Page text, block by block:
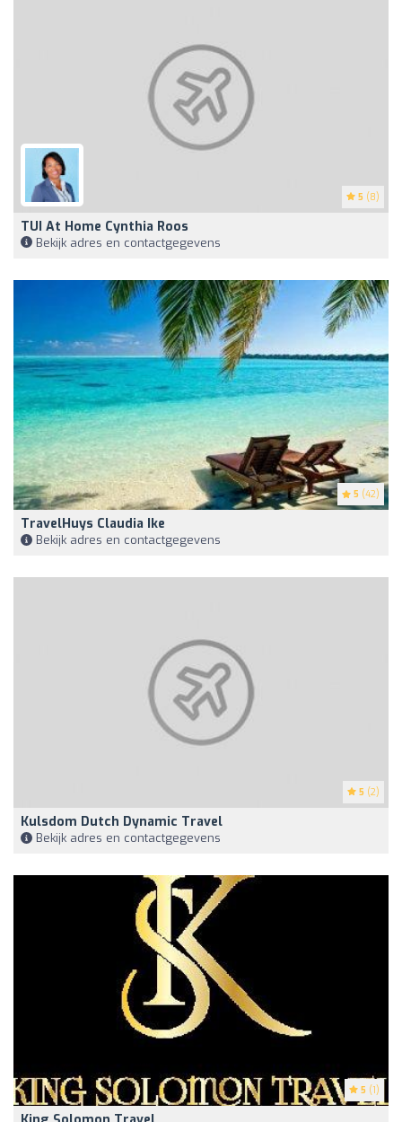
5 (8)
TUI At Home Cynthia Roos
Bekijk adres en contactgegevens
5 (42)
TravelHuys Claudia Ike
Bekijk adres en contactgegevens
5 (2)
Kulsdom Dutch Dynamic Travel
Bekijk adres en contactgegevens
5 (1)